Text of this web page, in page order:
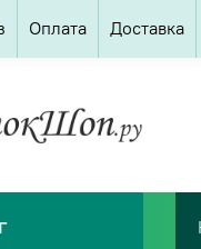
Оплата Доставка